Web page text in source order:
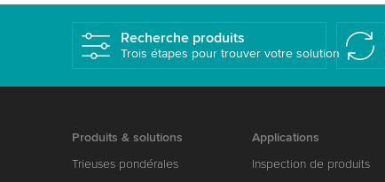
Recherche produits
Trois étapes pour trouver votre solution
Produits & solutions
Trieuses pondérales
Applications
Inspection de produits